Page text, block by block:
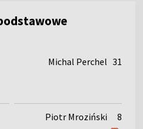
Michal Perchel 31
Piotr Mroziński 8